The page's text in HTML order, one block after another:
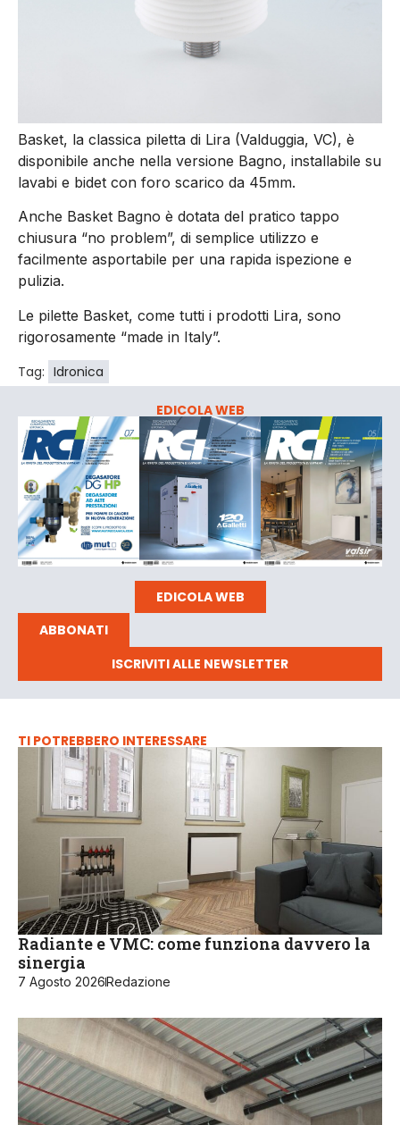
Basket, la classica piletta di Lira (Valduggia, VC), è
disponibile anche nella versione Bagno, installabile su
lavabi e bidet con foro scarico da 45mm.
Anche Basket Bagno è dotata del pratico tappo
chiusura “no problem”, di semplice utilizzo e
facilmente asportabile per una rapida ispezione e
pulizia.
Le pilette Basket, come tutti i prodotti Lira, sono
rigorosamente “made in Italy”.
Tag: Idronica
EDICOLA WEB
EDICOLA WEB
ABBONATI
ISCRIVITI ALLE NEWSLETTER
TI POTREBBERO INTERESSARE
Radiante e VMC: come funziona davvero la
sinergia
7 Agosto 2026Redazione